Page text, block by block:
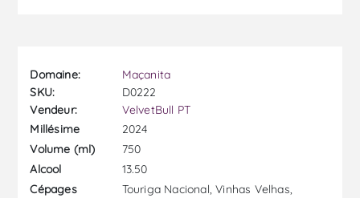
Domaine:
Maçanita
SKU:
D0222
Vendeur:
VelvetBull PT
Millésime
2024
Volume (ml)
750
Alcool
13.50
Cépages
Touriga Nacional, Vinhas Velhas,